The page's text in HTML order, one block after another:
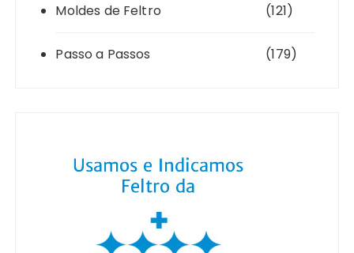
Moldes de Feltro (121)
Passo a Passos (179)